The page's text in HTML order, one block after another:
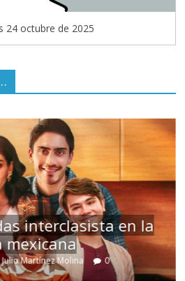
24 octubre de 2025
interclasista en la
Martínez Molina 0